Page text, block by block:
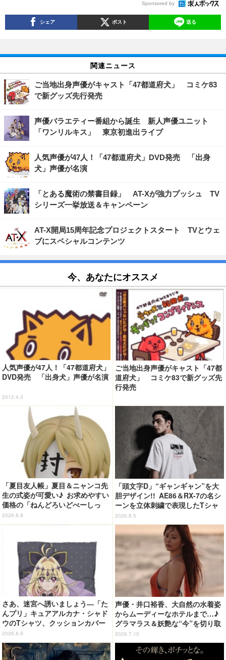
Sponsored by
シェア ポスト 送る
関連ニュース
ご当地出身声優がキャスト「47都道府犬」 コミケ83
で新グッズ先行発売
声優バラエティー番組から誕生 新人声優ユニット
「ワンリルキス」 東京初進出ライブ
人気声優が47人！「47都道府犬」DVD発売 「出身
犬」声優が名演
「とある魔術の禁書目録」 AT-Xが強力プッシュ TV
シリーズ一挙放送＆キャンペーン
AT-X開局15周年記念プロジェクトスタート TVとウェ
ブにスペシャルコンテンツ
今、あなたにオススメ
人気声優が47人！「47都道府犬」
DVD発売 「出身犬」声優が名演
2012.4.3
ご当地出身声優がキャスト「47都
道府犬」 コミケ83で新グッズ先
行発売
「夏目友人帳」夏目＆ニャンコ先
生の式姿が可愛い♪ お求めやすい
価格の「ねんどろいどべーしっ
く」から登場！ ちんまい二人が
並んだ姿にキュン☆
2026.8.8
「頭文字D」“ギャンギャン”を大
胆デザイン!! AE86＆RX-7の名シ
ーンを立体刺繍で表現したTシャ
ツ登場
2026.8.5
さあ、迷宮へ誘いましょう―「た
んプリ」キュアアルカナ・シャド
ウのTシャツ、クッションカバー
などが新登場
2026.8.9
声優・井口裕香、大自然の水着姿
からムーディーなホテルまで…♪
グラマラス＆妖艶な“今”を切り取
り！3冊目写真集が発売中
2026.7.15